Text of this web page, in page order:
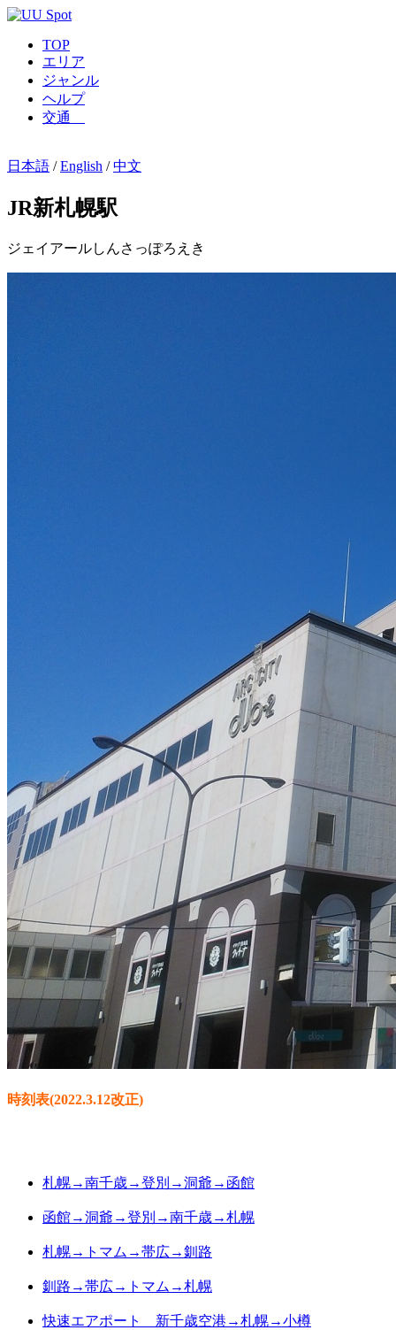
TOP
エリア
ジャンル
ヘルプ
交通
日本語 /English /中文
JR新札幌駅
ジェイアールしんさっぽろえき
時刻表(2022.3.12改正)
札幌→南千歳→登別→洞爺→函館
函館→洞爺→登別→南千歳→札幌
札幌→トマム→帯広→釧路
釧路→帯広→トマム→札幌
快速エアポート 新千歳空港→札幌→小樽